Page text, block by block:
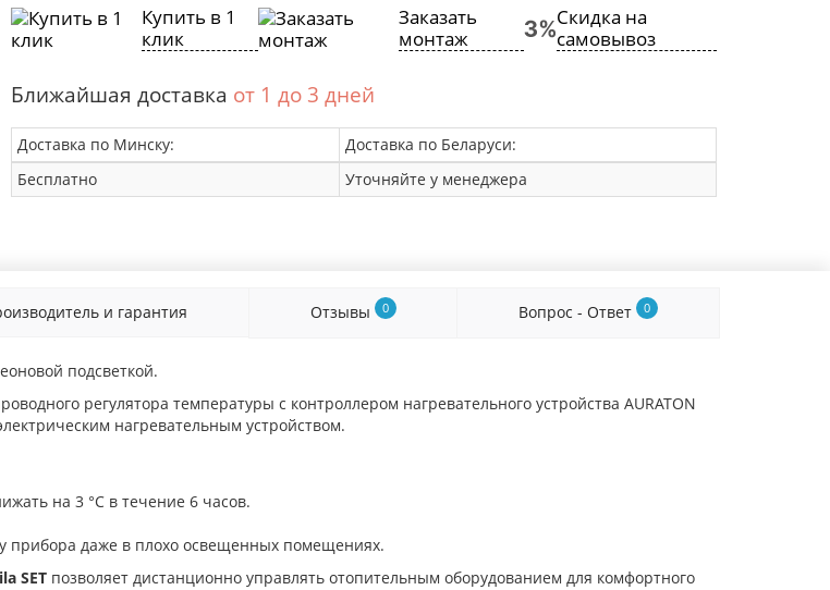
Купить в 1
клик
Заказать
монтаж
Скидка на
самовывоз
Ближайшая доставка от 1 до 3 дней
Доставка по Минску:
Доставка по Беларуси:
Бесплатно
Уточняйте у менеджера
и гарантия Отзывы 0 Вопрос - Ответ 0
подсветкой.
регулятора температуры с контроллером нагревательного устройства AURATON
нагревательным устройством.
на 3 °C в течение 6 часов.
прибора даже в плохо освещенных помещениях.
SET позволяет дистанционно управлять отопительным оборудованием для комфортного